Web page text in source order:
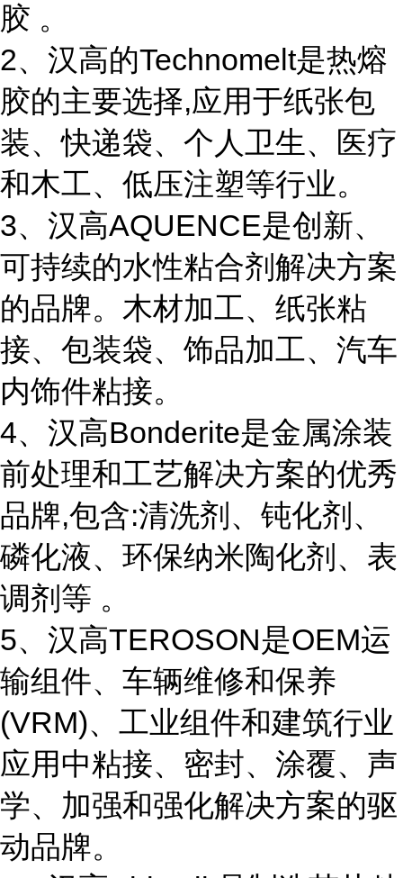
胶 。
2、汉高的Technomelt是热熔
胶的主要选择,应用于纸张包
装、快递袋、个人卫生、医疗
和木工、低压注塑等行业。
3、汉高AQUENCE是创新、
可持续的水性粘合剂解决方案
的品牌。木材加工、纸张粘
接、包装袋、饰品加工、汽车
内饰件粘接。
4、汉高Bonderite是金属涂装
前处理和工艺解决方案的优秀
品牌,包含:清洗剂、钝化剂、
磷化液、环保纳米陶化剂、表
调剂等 。
5、汉高TEROSON是OEM运
输组件、车辆维修和保养
(VRM)、工业组件和建筑行业
应用中粘接、密封、涂覆、声
学、加强和强化解决方案的驱
动品牌。